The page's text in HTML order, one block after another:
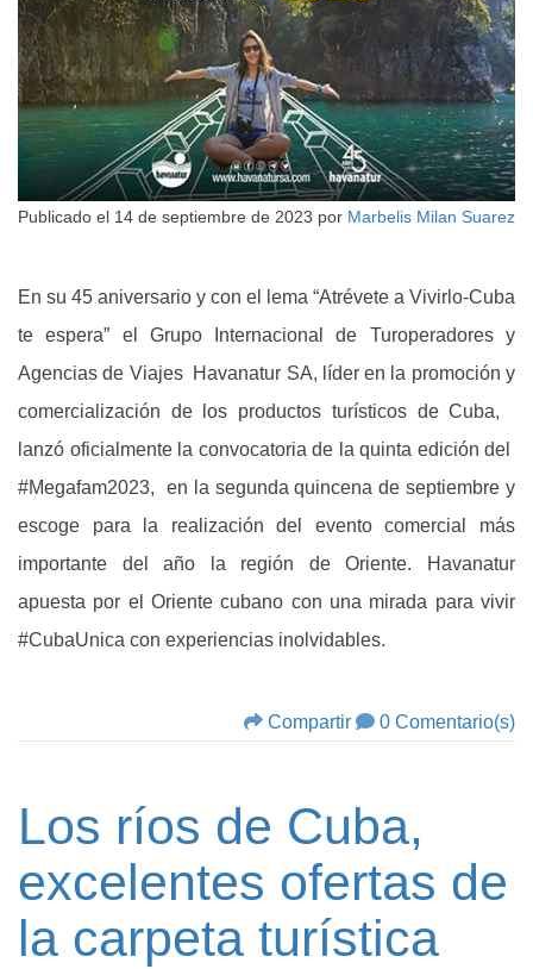
Publicado el 14 de septiembre de 2023 por Marbelis Milan Suarez
En su 45 aniversario y con el lema “Atrévete a Vivirlo-Cuba
te espera” el Grupo Internacional de Turoperadores y
Agencias de Viajes Havanatur SA, líder en la promoción y
comercialización de los productos turísticos de Cuba,
lanzó oficialmente la convocatoria de la quinta edición del
#Megafam2023, en la segunda quincena de septiembre y
escoge para la realización del evento comercial más
importante del año la región de Oriente. Havanatur
apuesta por el Oriente cubano con una mirada para vivir
#CubaUnica con experiencias inolvidables.
Compartir 0 Comentario(s)
Los ríos de Cuba,
excelentes ofertas de
la carpeta turística